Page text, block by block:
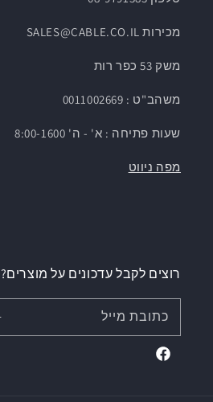
מכירות SALES@CABLE.CO.IL
משק 53 כפר רות
משהב"ט : 0011002669
שעות פתיחה : א' - ה' 8:00-1600
מפה ניווט
רוצים לקבל עדכונים על מוצרים?
כתובת מייל
Facebook